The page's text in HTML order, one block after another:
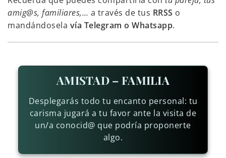
amig@s, familiares,… a través de tus RRSS o
mandándosela vía Telegram o Whatsapp.
AMISTAD – FAMILIA
Desplegarás todo tu encanto personal: tu
carisma jugará a tu favor ante la visita de
un/a conocid@ que podría proponerte
algo.